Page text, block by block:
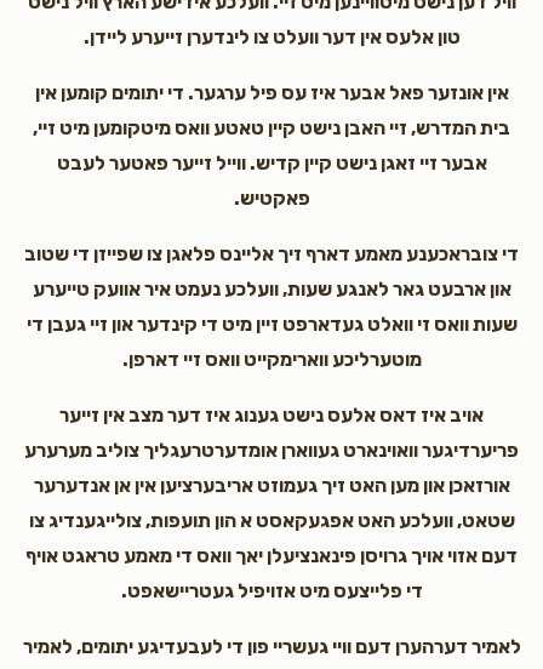
טון אלעס אין דער וועלט צו לינדערן זייערע ליידן.
אין אונזער פאל אבער איז עס פיל ערגער. די יתומים קומען אין
בית המדרש, זיי האבן נישט קיין טאטע וואס מיטקומען מיט זיי,
אבער זיי זאגן נישט קיין קדיש. ווייל זייער פאטער לעבט
פאקטיש.
די צובראכענע מאמע דארף זיך אליינס פלאגן צו שפייזן די שטוב
און ארבעט גאר לאנגע שעות, וועלכע נעמט איר אוועק טייערע
שעות וואס זי וואלט געדארפט זיין מיט די קינדער און זיי געבן די
מוטערליכע ווארימקייט וואס זיי דארפן.
אויב איז דאס אלעס נישט גענוג איז דער מצב אין זייער
פריערדיגער וואוינארט געווארן אומדערטרעגליך צוליב מערערע
אורזאכן און מען האט זיך געמוזט אריבערציען אין אן אנדערער
שטאט, וועלכע האט אפגעקאסט א הון תועפות, צולייגענדיג צו
דעם אזוי אויך גרויסן פינאנציעלן יאך וואס די מאמע טראגט אויף
די פלייצעס מיט אזויפיל געטריישאפט.
לאמיר דערהערן דעם וויי געשריי פון די לעבעדיגע יתומים, לאמיר